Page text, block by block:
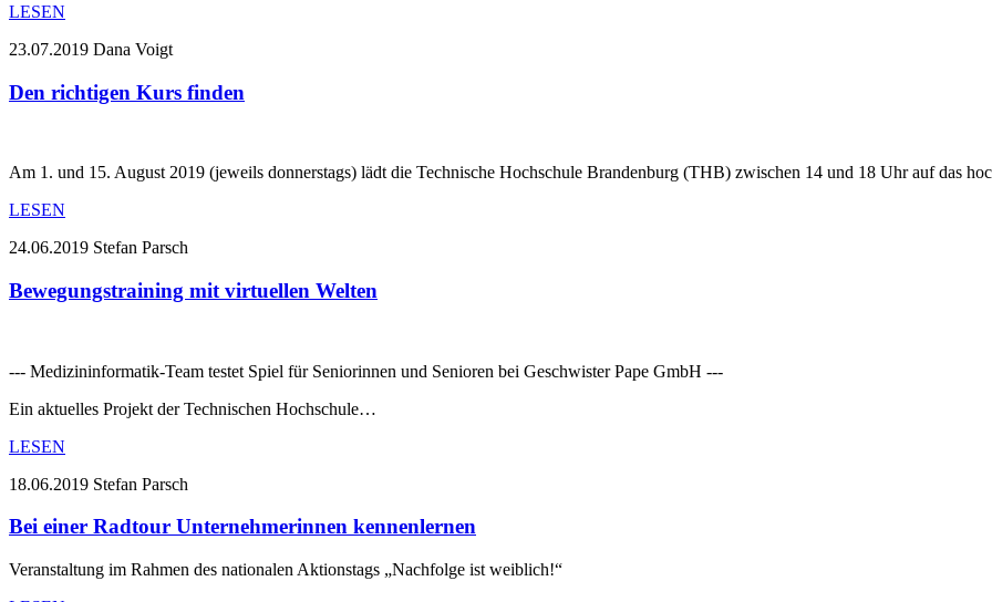
LESEN
23.07.2019 Dana Voigt
Den richtigen Kurs finden
Am 1. und 15. August 2019 (jeweils donnerstags) lädt die Technische Hochschule Brandenburg (THB) zwischen 14 und 18 Uhr auf das
LESEN
24.06.2019 Stefan Parsch
Bewegungstraining mit virtuellen Welten
--- Medizininformatik-Team testet Spiel für Seniorinnen und Senioren bei Geschwister Pape GmbH ---
Ein aktuelles Projekt der Technischen Hochschule…
LESEN
18.06.2019 Stefan Parsch
Bei einer Radtour Unternehmerinnen kennenlernen
Veranstaltung im Rahmen des nationalen Aktionstags „Nachfolge ist weiblich!“